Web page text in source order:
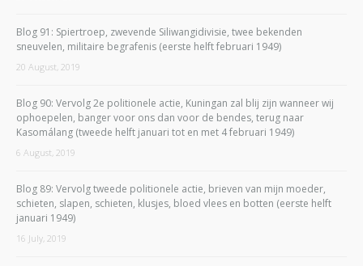
Blog 91: Spiertroep, zwevende Siliwangidivisie, twee bekenden
sneuvelen, militaire begrafenis (eerste helft februari 1949)
20 August, 2019
Blog 90: Vervolg 2e politionele actie, Kuningan zal blij zijn wanneer wij
ophoepelen, banger voor ons dan voor de bendes, terug naar
Kasomálang (tweede helft januari tot en met 4 februari 1949)
6 August, 2019
Blog 89: Vervolg tweede politionele actie, brieven van mijn moeder,
schieten, slapen, schieten, klusjes, bloed vlees en botten (eerste helft
januari 1949)
16 July, 2019